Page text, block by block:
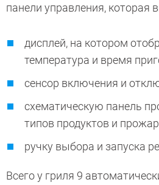
панели управления, которая
дисплей, на котором
температура и время
сенсор включения и
схематическую панель
типов продуктов и
ручку выбора и запуска
Всего у гриля 9